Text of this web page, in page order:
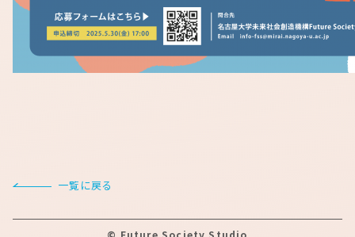
一覧に戻る
© Future Society Studio